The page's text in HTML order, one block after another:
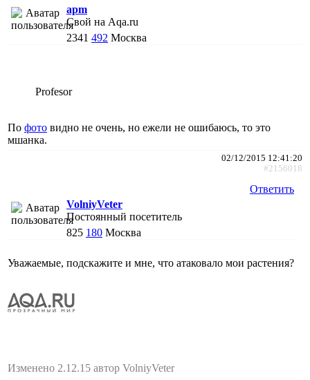
apm
Свой на Aqa.ru
2341 492 Москва
Profesor
По фото видно не очень, но ежели не ошибаюсь, то это
мшанка.
02/12/2015 12:41:20
#2156018
Ответить
VolniyVeter
Постоянный посетитель
825 180 Москва
Уважаемые, подскажите и мне, что атаковало мои растения?
Изменено 2.12.15 автор VolniyVeter